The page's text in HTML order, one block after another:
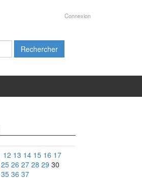
Connexion
12 13 14 15 16 17
25 26 27 28 29 30
35 36 37